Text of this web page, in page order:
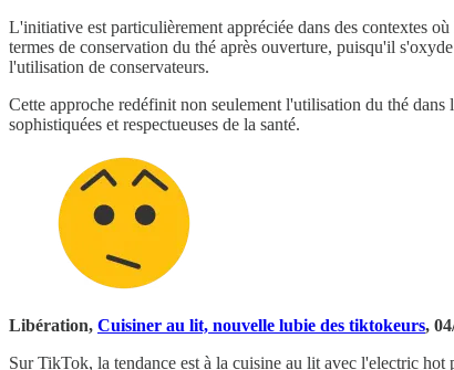
L'initiative est particulièrement appréciée dans des contextes
termes de conservation du thé après ouverture, puisqu'il
l'utilisation de conservateurs.
Cette approche redéfinit non seulement l'utilisation du thé dans
sophistiquées et respectueuses de la santé.
Libération, Cuisiner au lit, nouvelle lubie des tiktokeurs,
Sur TikTok, la tendance est à la cuisine au lit avec l'electric hot